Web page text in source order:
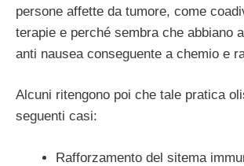
persone affette da tumore, come
terapie e perché sembra che abbiano
anti nausea conseguente a chemio e
Alcuni ritengono poi che tale pratica
seguenti casi:
Rafforzamento del sitema